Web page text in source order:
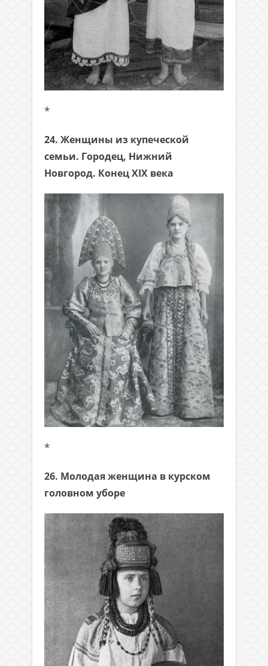
*
24. Женщины из купеческой
семьи. Городец, Нижний
Новгород. Конец XIX века
*
26. Молодая женщина в курском
головном уборе